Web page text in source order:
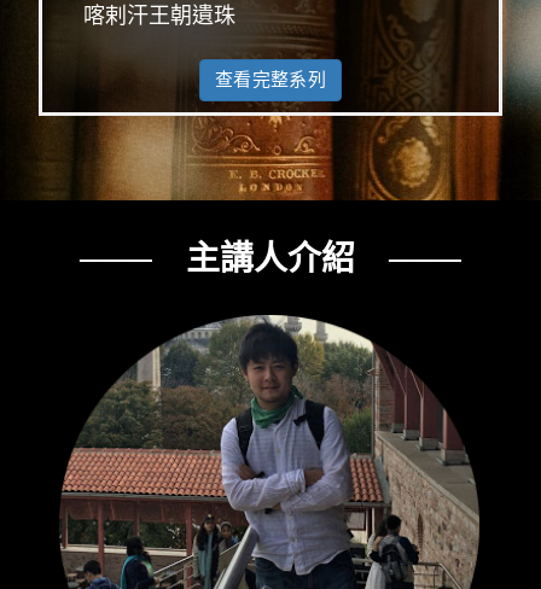
喀剌汗王朝遺珠
查看完整系列
─── 主講人介紹 ───